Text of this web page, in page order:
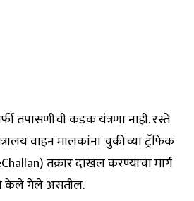
तपासणीची कडक यंत्रणा नाही. रस्ते
वाहन मालकांना चुकीच्या ट्रॅफिक
तक्रार दाखल करण्याचा मार्ग
केले गेले असतील.